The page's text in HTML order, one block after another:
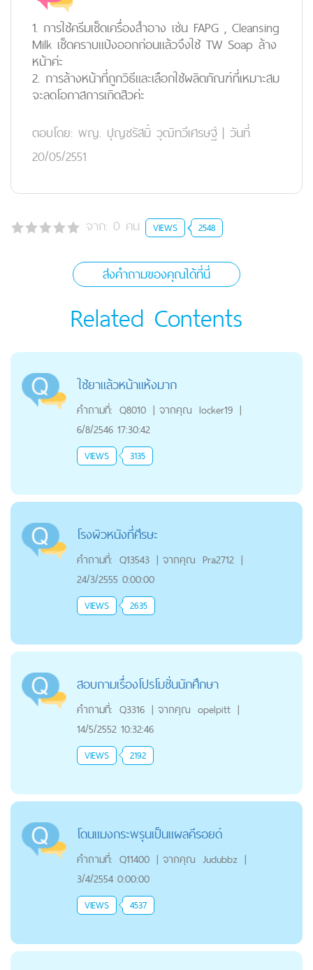
1. การใช้ครีมเช็ดเครื่องสำอาง เช่น FAPG , Cleansing
Milk เช็ดคราบแป้งออกก่อนแล้วจึงใช้ TW Soap ล้าง
หน้าค่ะ
2. การล้างหน้าที่ถูกวิธีและเลือกใช้ผลิตภัณฑ์ที่เหมาะสม
จะลดโอกาสการเกิดสิวค่ะ
ตอบโดย: พญ. ปุญชรัสมิ์ วุฒิทวีเศรษฐ์ | วันที่
20/05/2551
จาก: 0 คน VIEWS 2548
ส่งคำถามของคุณได้ที่นี่
Related Contents
ใช้ยาแล้วหน้าแห้งมาก
คำถามที่: Q8010 | จากคุณ locker19 |
6/8/2546 17:30:42
VIEWS 3135
โรงผิวหนังที่ศีรษะ
คำถามที่: Q13543 | จากคุณ Pra2712 |
24/3/2555 0:00:00
VIEWS 2635
สอบถามเรื่องโปรโมชั่นนักศึกษา
คำถามที่: Q3316 | จากคุณ opelpitt |
14/5/2552 10:32:46
VIEWS 2192
โดนแมงกระพรุนเป็นแผลคีรอยด์
คำถามที่: Q11400 | จากคุณ Judubbz |
3/4/2554 0:00:00
VIEWS 4537